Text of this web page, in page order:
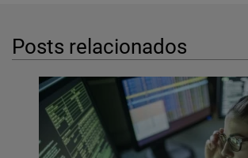
Posts relacionados